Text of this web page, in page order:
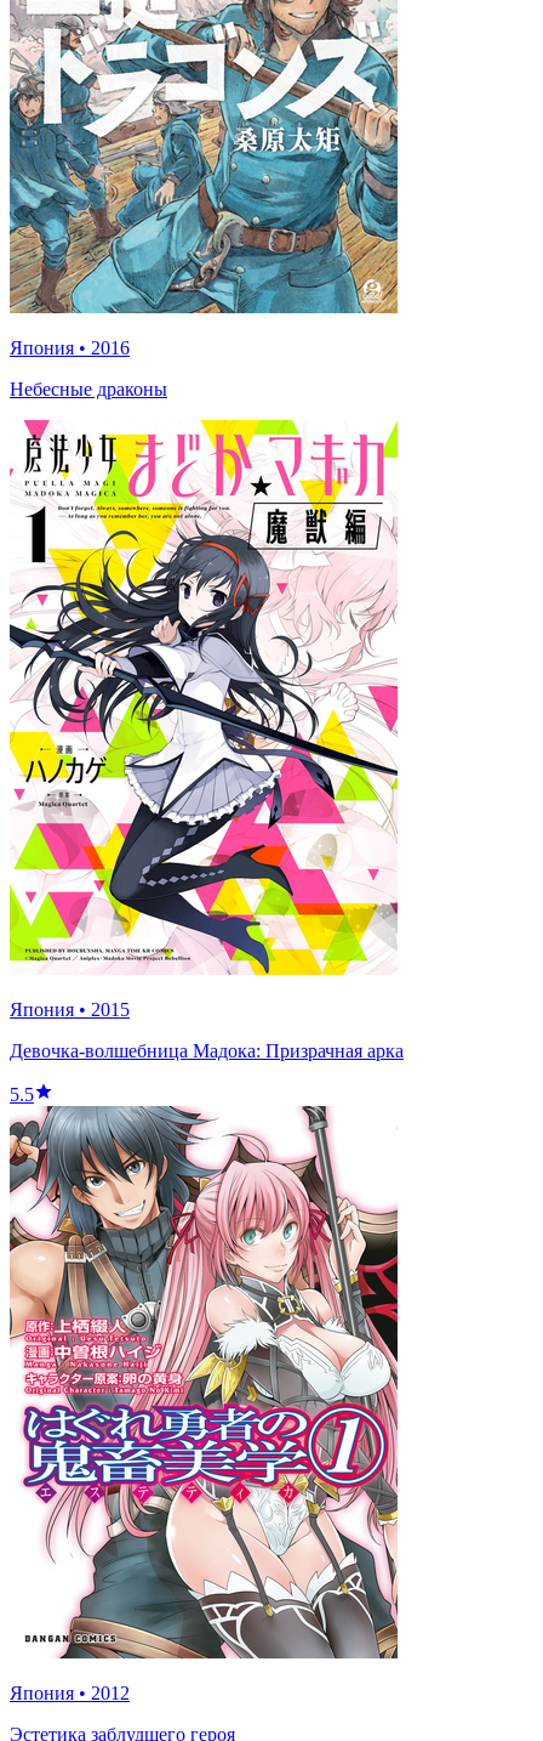
Япония • 2016
Небесные драконы
Япония • 2015
Девочка-волшебница Мадока: Призрачная арка
5.5
Япония • 2012
Эстетика заблудшего героя